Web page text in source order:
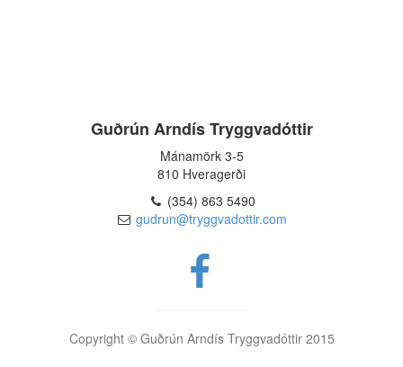
Guðrún Arndís Tryggvadóttir
Mánamörk 3-5
810 Hveragerði
(354) 863 5490
gudrun@tryggvadottir.com
Copyright © Guðrún Arndís Tryggvadóttir 2015